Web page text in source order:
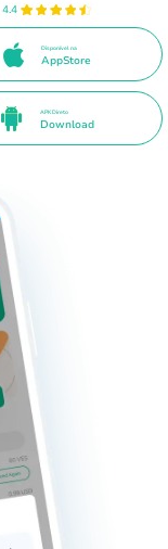
4.4
Disponível na
AppStore
APK Direto
Download